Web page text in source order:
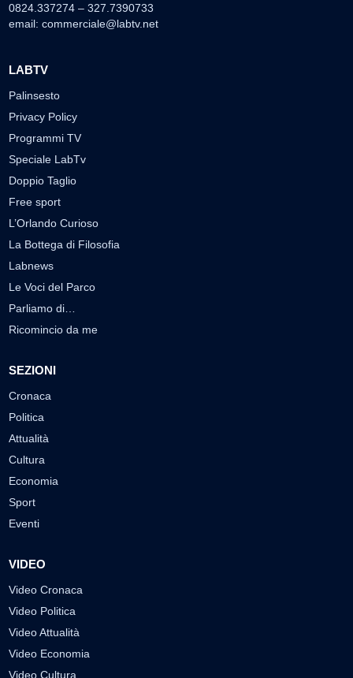
0824.337274 – 327.7390733
email: commerciale@labtv.net
LABTV
Palinsesto
Privacy Policy
Programmi TV
Speciale LabTv
Doppio Taglio
Free sport
L’Orlando Curioso
La Bottega di Filosofia
Labnews
Le Voci del Parco
Parliamo di…
Ricomincio da me
SEZIONI
Cronaca
Politica
Attualità
Cultura
Economia
Sport
Eventi
VIDEO
Video Cronaca
Video Politica
Video Attualità
Video Economia
Video Cultura